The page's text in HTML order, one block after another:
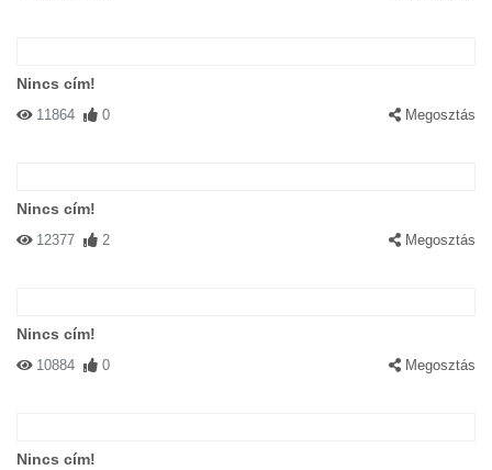
Nincs cím!
11864 0 Megosztás
Nincs cím!
12377 2 Megosztás
Nincs cím!
10884 0 Megosztás
Nincs cím!